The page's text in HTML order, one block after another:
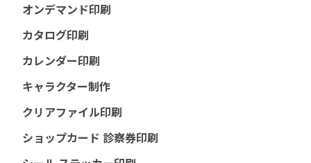
オンデマンド印刷
カタログ印刷
カレンダー印刷
キャラクター制作
クリアファイル印刷
ショップカード 診察券印刷